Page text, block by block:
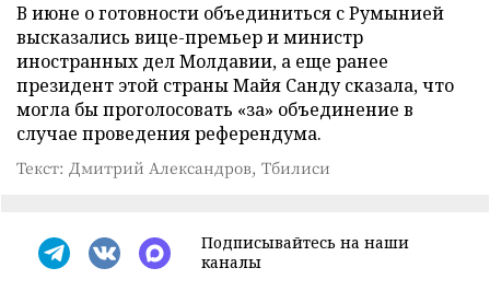
В июне о готовности объединиться с Румынией
высказались вице-премьер и министр
иностранных дел Молдавии, а еще ранее
президент этой страны Майя Санду сказала, что
могла бы проголосовать «за» объединение в
случае проведения референдума.
Текст: Дмитрий Александров, Тбилиси
Подписывайтесь на наши
каналы